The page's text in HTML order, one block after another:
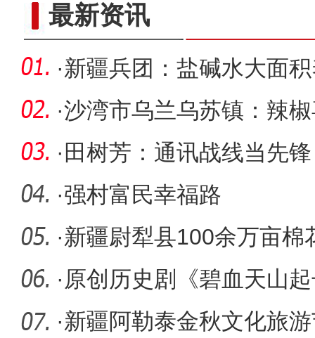
最新资讯
·新疆兵团：盐碱水大面
活”上
·沙湾市乌兰乌苏镇：辣
· 田树芳：通讯战线当先锋
·强村富民幸福路
·新疆尉犁县100余万亩棉
丰产丰收
· 原创历史剧《碧血天山
评！
·新疆阿勒泰金秋文化旅